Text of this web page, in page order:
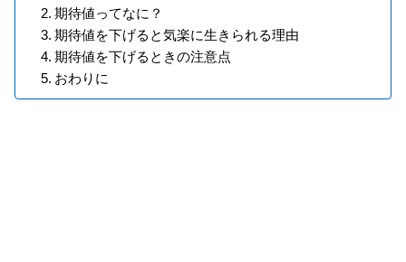
期待値ってなに？
期待値を下げると気楽に生きられる理由
期待値を下げるときの注意点
おわりに